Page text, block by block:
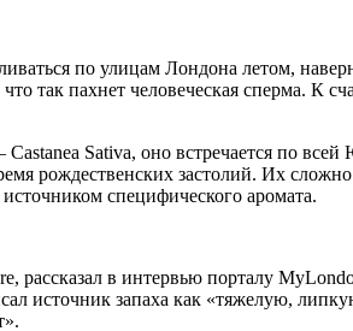
по улицам Лондона летом,
так пахнет человеческая сперма. К
Castanea Sativa, оно встречается по
рождественских застолий. Их
специфического аромата.
рассказал в интервью порталу
источник запаха как «тяжелую,